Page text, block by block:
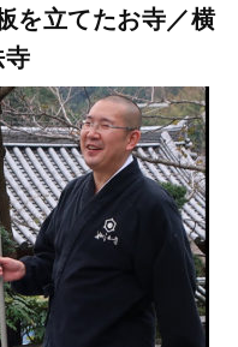
を立てたお寺／横
寺